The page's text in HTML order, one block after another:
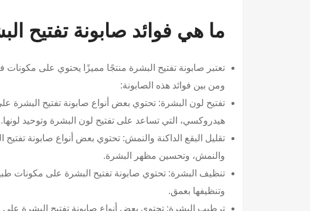
ما هي فوائد صابونة تفتيح
تعتبر صابونة تفتيح البشرة منتجًا مميزًا يحتوي على
ومن بين فوائد هذه الصابونة:
تفتيح لون البشرة: تحتوي بعض أنواع صابونة تفتيح البشرة
هيدروكسي، التي تساعد على تفتيح لون البشرة وتوحيد لونها.
تقليل البقع الداكنة والنمش: تحتوي بعض أنواع صابونة
والنمش، وتحسين مظهر البشرة.
تنظيف البشرة: تحتوي صابونة تفتيح البشرة على مكونات
وتنظيفها بعمق.
ترطيب البشرة: تحتوي بعض أنواع صابونة تفتيح البشرة